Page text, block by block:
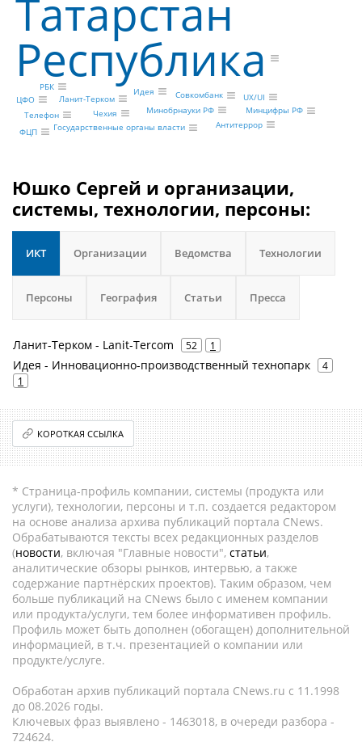
Татарстан
Республика
Ланит-Терком
Идея Совкомбанк
Минобрнауки РФ Минцифры РФ
UX/UI
Телефон Чехия
ЦФО
ФЦП Государственные органы власти Антитеррор
РБК
Юшко Сергей и организации,
системы, технологии, персоны:
ИКТ Организации Ведомства Технологии
Персоны География Статьи Пресса
Ланит-Терком - Lanit-Tercom 52 1
Идея - Инновационно-производственный технопарк
4
1
КОРОТКАЯ ССЫЛКА
* Страница-профиль компании, системы (продукта или
услуги), технологии, персоны и т.п. создается редактором
на основе анализа архива публикаций портала CNews.
Обрабатываются тексты всех редакционных разделов
(новости, включая "Главные новости", статьи,
аналитические обзоры рынков, интервью, а также
содержание партнёрских проектов). Таким образом, чем
больше публикаций на CNews было с именем компании
или продукта/услуги, тем более информативен профиль.
Профиль может быть дополнен (обогащен) дополнительной
информацией, в т.ч. презентацией о компании или
продукте/услуге.
Обработан архив публикаций портала CNews.ru c 11.1998
до 08.2026 годы.
Ключевых фраз выявлено - 1463018, в очереди разбора -
724624.